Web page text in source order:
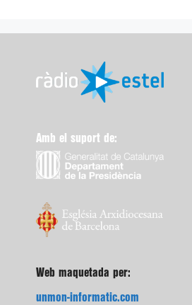
Amb el suport de:
Web maquetada per:
unmon-informatic.com